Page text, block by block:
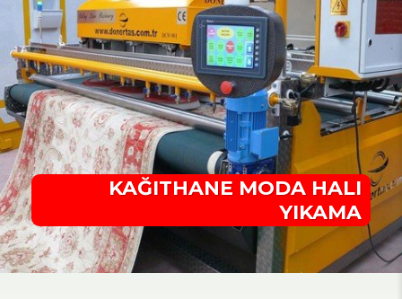
KAĞITHANE MODA HALI
YIKAMA